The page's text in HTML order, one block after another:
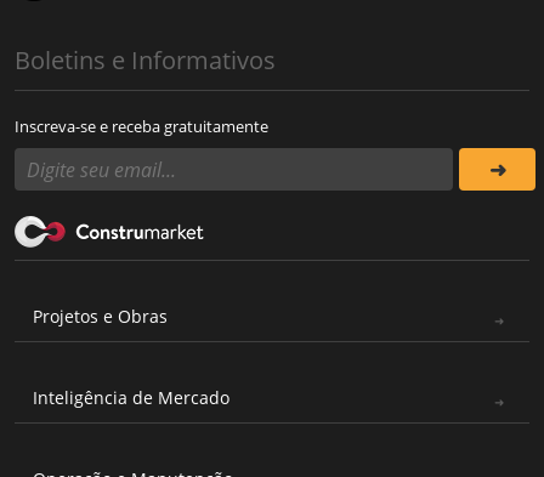
Boletins e Informativos
Inscreva-se e receba gratuitamente
Projetos e Obras
Inteligência de Mercado